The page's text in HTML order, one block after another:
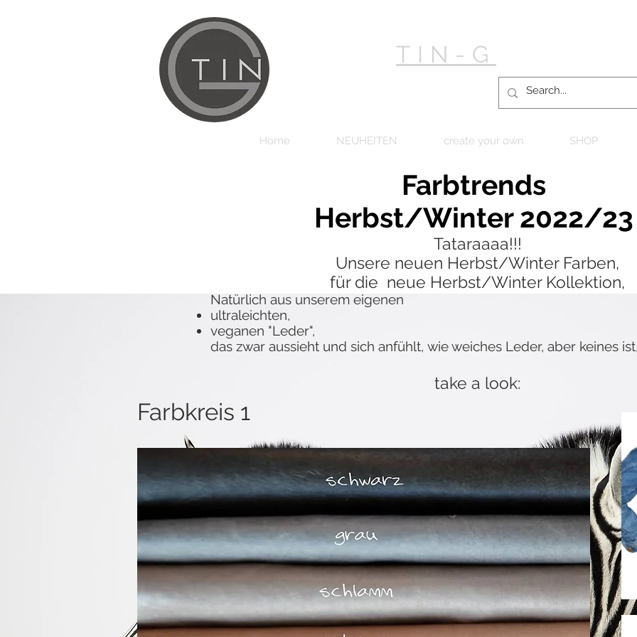
TIN-G
Home NEUHEITEN create your own SHOP
Farbtrends
Herbst/Winter 2022/23
Tataraaaa!!!
Unsere neuen Herbst/Winter Farben,
für die neue Herbst/Winter Kollektion,
Natürlich aus unserem eigenen
ultraleichten,
veganen "Leder",
das zwar aussieht und sich anfühlt, wie weiches Leder, aber keines
take a look:
Farbkreis 1